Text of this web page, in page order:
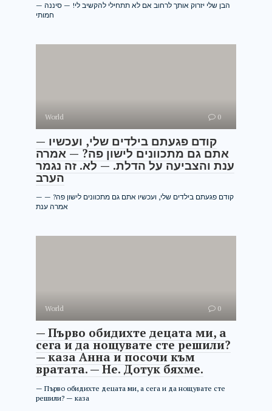
— הבן שלי יזרוק אותך לרחוב אם לא תתחילי להקשיב לי! — סיננה
חמותי
World 0
— קודם פגעתם בילדים שלי, ועכשיו
אתם גם מתכוונים לישון פה? — אמרה
ענת והצביעה על הדלת. — לא. זה נגמר
הערב
— קודם פגעתם בילדים שלי, ועכשיו אתם גם מתכוונים לישון פה? —
אמרה ענת
World 0
— Първо обидихте децата ми, а
сега и да нощувате сте решили?
— каза Анна и посочи към
вратата. — Не. Дотук бяхме.
— Първо обидихте децата ми, а сега и да нощувате сте
решили? — каза